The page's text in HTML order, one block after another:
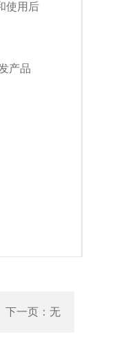
使用后
产品
下一页：无